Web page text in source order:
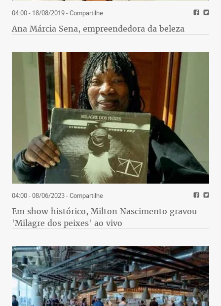
04:00 - 18/08/2019- Compartilhe
Ana Márcia Sena, empreendedora da beleza
04:00 - 08/06/2023- Compartilhe
Em show histórico, Milton Nascimento gravou
'Milagre dos peixes' ao vivo